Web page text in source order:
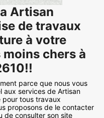
Artisan
de travaux
à votre
chers à
parce que nous vous
aux services de Artisan
pour tous travaux
proposons de le contacter
de consulter son site